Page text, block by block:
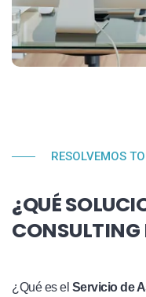
RESOLVEMOS
¿QUÉ
CONSULTING
¿Qué es el Servicio de